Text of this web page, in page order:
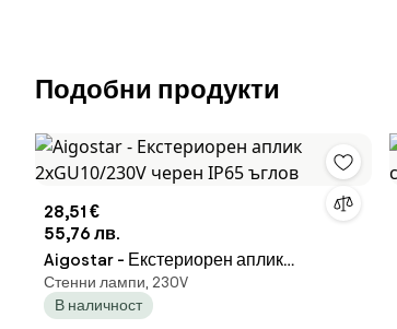
Подобни продукти
28,51 €
55,76 лв.
Aigostar - Екстериорен аплик
2xGU10/230V черен IP65 ъглов
Стенни лампи, 230V
В наличност